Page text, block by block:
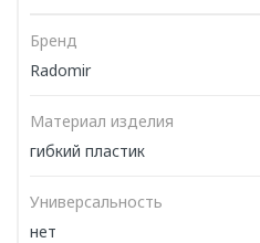
Бренд
Radomir
Материал изделия
гибкий пластик
Универсальность
нет